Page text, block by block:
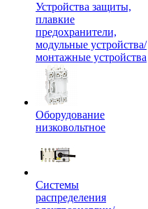
Устройства защиты,
плавкие
предохранители,
модульные устройства/
монтажные устройства
Оборудование
низковольтное
Системы
распределения